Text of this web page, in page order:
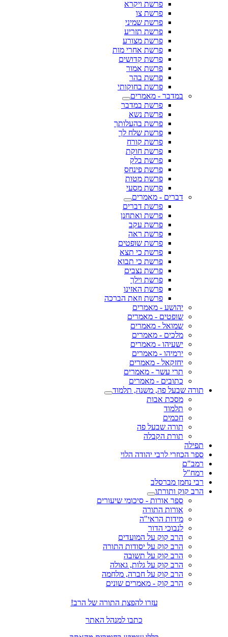
פרשת ויקרא
פרשת צו
פרשת שמיני
פרשת תזריע
פרשת מצורע
פרשת אחרי מות
פרשת קדושים
פרשת אמור
פרשת בהר
פרשת בחוקותי
במדבר - מאמרים
פרשת במדבר
פרשת נשא
פרשת בהעלותך
פרשת שלח לך
פרשת קורח
פרשת חוקת
פרשת בלק
פרשת פינחס
פרשת מטות
פרשת מסעי
דברים - מאמרים
פרשת דברים
פרשת ואתחנן
פרשת עקב
פרשת ראה
פרשת שופטים
פרשת כי תצא
פרשת כי תבוא
פרשת נצבים
פרשת וילך
פרשת האזינו
פרשת וזאת הברכה
יהושע - מאמרים
שופטים - מאמרים
שמואל - מאמרים
מלכים - מאמרים
ישעיהו - מאמרים
ירמיהו - מאמרים
יחזקאל - מאמרים
תרי עשר - מאמרים
כתובים - מאמרים
תורה שבעל פה, משנה, תלמוד
מסכת אבות
תלמוד
חכמים
תורה שבעל פה
תורת הקבלה
תפילה
ספר הכוזרי לרבי יהודה הלוי
רמב"ם
רמח"ל
רבי נחמן מברסלב
הרב קוק ותורתו
ספר אורות - סיכומי שיעורים
אורות התורה
מידות הראי"ה
לנבוכי הדור
הרב קוק על המועדים
הרב קוק על יסודות התורה
הרב קוק על תשובה
הרב קוק על גלות, גאולה
הרב קוק על חברה, מלחמה
הרב קוק - מאמרים שונים
עזרו להפצת התורה של הרב!
כתבו למנהל האתר